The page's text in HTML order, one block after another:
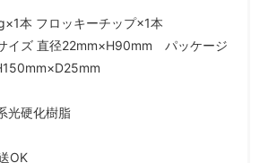
本 フロッキーチップ×1本
イズ 直径22mm×H90mm パッケージ
光硬化樹脂
OK